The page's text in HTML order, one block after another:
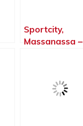
Sportcity,
Massanassa –